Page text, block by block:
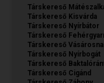
Társkereső
Társkereső Kisvárda
Társkereső Nyírbátor
Társkereső
Társkereső
Társkereső Nyírbogát
Társkereső
Társkereső Cigánd